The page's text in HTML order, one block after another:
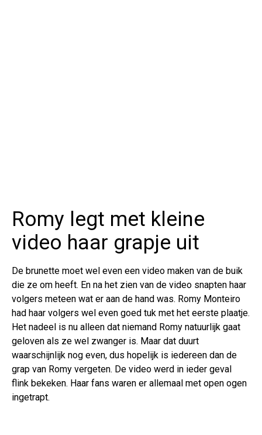
Romy legt met kleine
video haar grapje uit
De brunette moet wel even een video maken van de buik
die ze om heeft. En na het zien van de video snapten haar
volgers meteen wat er aan de hand was. Romy Monteiro
had haar volgers wel even goed tuk met het eerste plaatje.
Het nadeel is nu alleen dat niemand Romy natuurlijk gaat
geloven als ze wel zwanger is. Maar dat duurt
waarschijnlijk nog even, dus hopelijk is iedereen dan de
grap van Romy vergeten. De video werd in ieder geval
flink bekeken. Haar fans waren er allemaal met open ogen
ingetrapt.